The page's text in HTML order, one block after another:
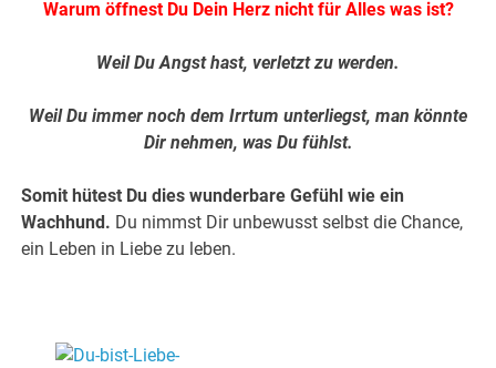
Warum öffnest Du Dein Herz nicht für Alles was ist?
Weil Du Angst hast, verletzt zu werden.
Weil Du immer noch dem Irrtum unterliegst, man könnte
Dir nehmen, was Du fühlst.
Somit hütest Du dies wunderbare Gefühl wie ein
Wachhund. Du nimmst Dir unbewusst selbst die Chance,
ein Leben in Liebe zu leben.